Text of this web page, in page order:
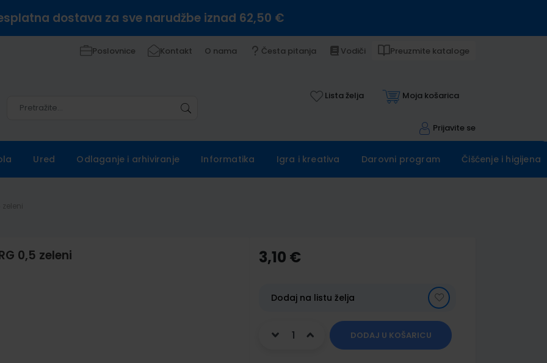
dostava za sve narudžbe iznad 62,50 €
Poslovnice Kontakt O nama Česta pitanja Vodiči Preuzmite kataloge
Lista želja Moja košarica
Prijavite se
Ured Odlaganje i arhiviranje Informatika Igra i kreativa Darovni program Čišćenje i higijena
0,5 zeleni 3,10 €
Dodaj na listu želja
DODAJ U KOŠARICU